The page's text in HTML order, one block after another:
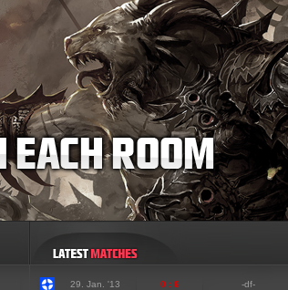
29. Jan. '13 0 : 6
-df-